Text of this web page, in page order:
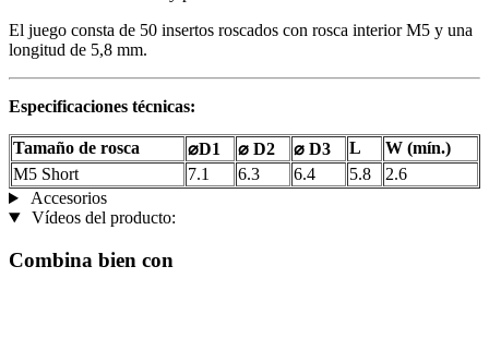
El juego consta de 50 insertos roscados con rosca interior M5 y una
longitud de 5,8 mm.
Especificaciones técnicas:
Tamaño de rosca ⌀D1 ⌀ D2 ⌀ D3 L
W (mín.)
M5 Short
7.1 6.3 6.4 5.8
2.6
Accesorios
Vídeos del producto:
Combina bien con